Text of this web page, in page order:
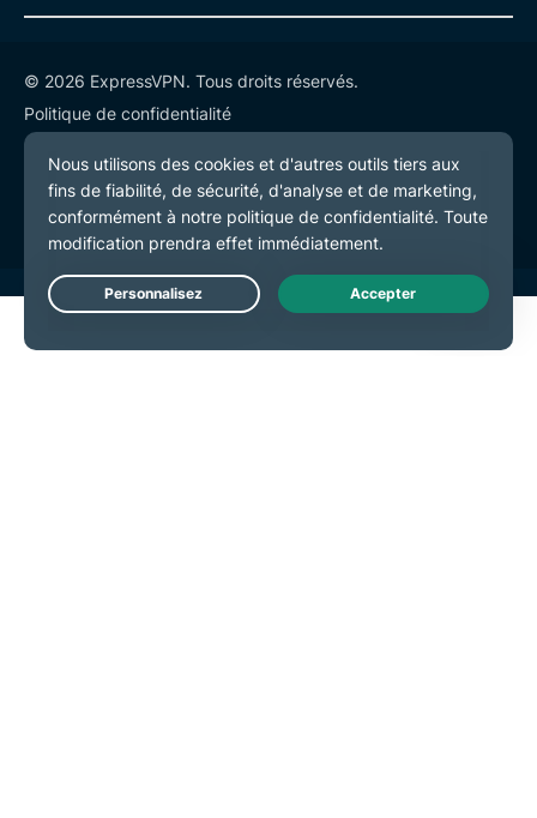
© 2026 ExpressVPN. Tous droits réservés.
Politique de confidentialité
Conditions de service
Préférences de cookies
Live Chat